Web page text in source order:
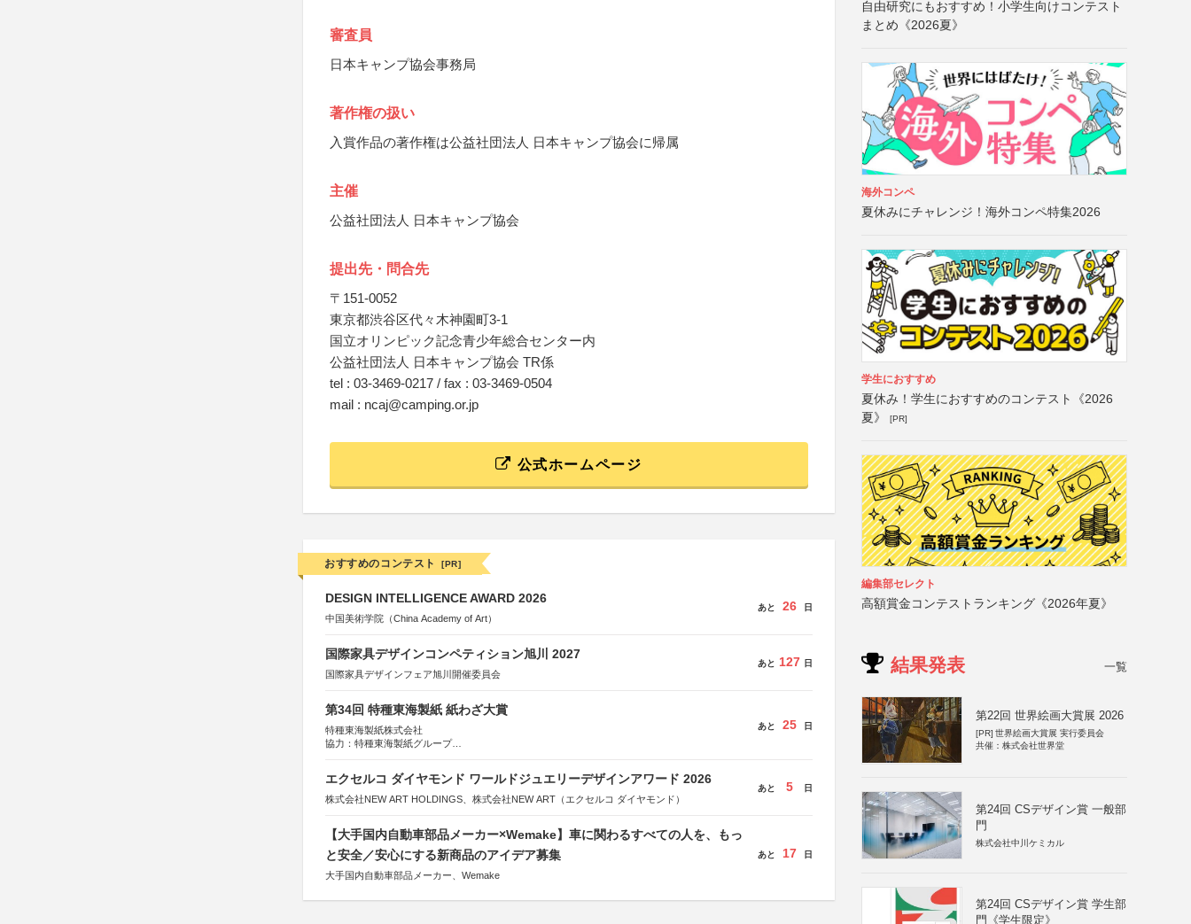
審査員
日本キャンプ協会事務局
著作権の扱い
入賞作品の著作権は公益社団法人 日本キャンプ協会に帰属
主催
公益社団法人 日本キャンプ協会
提出先・問合先
〒151-0052
東京都渋谷区代々木神園町3-1
国立オリンピック記念青少年総合センター内
公益社団法人 日本キャンプ協会 TR係
tel : 03-3469-0217 / fax : 03-3469-0504
mail : ncaj@camping.or.jp
公式ホームページ
おすすめのコンテスト [PR]
DESIGN INTELLIGENCE AWARD 2026
中国美術学院（China Academy of Art）
あと 26 日
国際家具デザインコンペティション旭川 2027
国際家具デザインフェア旭川開催委員会
あと 127 日
第34回 特種東海製紙 紙わざ大賞
特種東海製紙株式会社
協力：特種東海製紙グループ
あと 25 日
エクセルコ ダイヤモンド ワールドジュエリーデザインアワード 2026
株式会社NEW ART HOLDINGS、株式会社NEW ART（エクセルコ ダイヤモンド）
あと 5 日
【大手国内自動車部品メーカー×Wemake】車に関わるすべての人を、もっ
と安全／安心にする新商品のアイデア募集
大手国内自動車部品メーカー、Wemake
あと 17 日
自由研究にもおすすめ！小学生向けコンテスト
まとめ《2026夏》
海外コンペ
夏休みにチャレンジ！海外コンペ特集2026
学生におすすめ
夏休み！学生におすすめのコンテスト《2026
夏》
[PR]
編集部セレクト
高額賞金コンテストランキング《2026年夏》
結果発表 一覧
第22回 世界絵画大賞展 2026
[PR] 世界絵画大賞展 実行委員会
共催：株式会社世界堂
第24回 CSデザイン賞 一般部
門
株式会社中川ケミカル
第24回 CSデザイン賞 学生部
門《学生限定》